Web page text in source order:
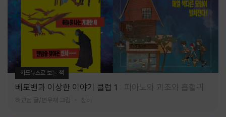
카드뉴스로 보는 책
베토벤과 이상한 이야기 클럽 1 피아노와 괴조와 흡혈귀
허교범 글/변우재 그림 창비